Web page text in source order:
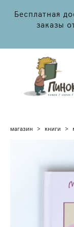
Бесплатная
заказы
магазин > книги >